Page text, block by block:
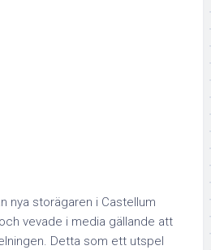
nya storägaren i Castellum
vevade i media gällande att
Detta som ett utspel